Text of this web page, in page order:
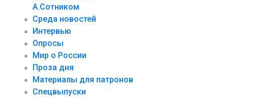
А.Сотником
Среда новостей
Интервью
Опросы
Мир о России
Проза дня
Материалы для патронов
Спецвыпуски